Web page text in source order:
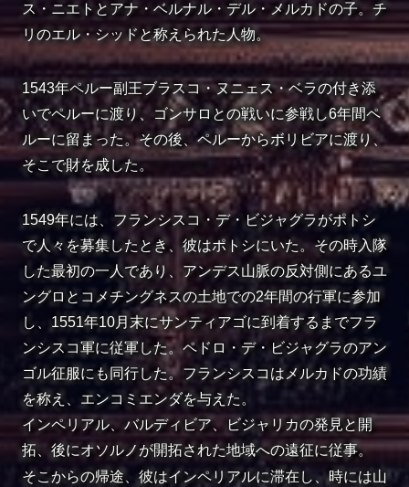
ス・ニエトとアナ・ベルナル・デル・メルカドの子。チ
リのエル・シッドと称えられた人物。
1543年ペルー副王ブラスコ・ヌニェス・ベラの付き添
いでペルーに渡り、ゴンサロとの戦いに参戦し6年間ペ
ルーに留まった。その後、ペルーからボリビアに渡り、
そこで財を成した。
1549年には、フランシスコ・デ・ビジャグラがポトシ
で人々を募集したとき、彼はポトシにいた。その時入隊
した最初の一人であり、アンデス山脈の反対側にあるユ
ングロとコメチングネスの土地での2年間の行軍に参加
し、1551年10月末にサンティアゴに到着するまでフラ
ンシスコ軍に従軍した。ペドロ・デ・ビジャグラのアン
ゴル征服にも同行した。フランシスコはメルカドの功績
を称え、エンコミエンダを与えた。
インペリアル、バルディビア、ビジャリカの発見と開
拓、後にオソルノが開拓された地域への遠征に従事。
そこからの帰途、彼はインペリアルに滞在し、時には山